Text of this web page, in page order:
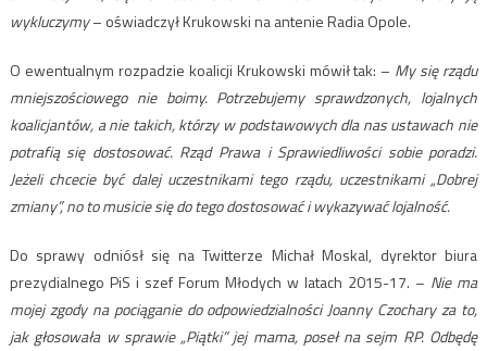
wykluczymy– oświadczył Krukowski na antenie Radia Opole.
O ewentualnym rozpadzie koalicji Krukowski mówił tak: – My się rządu
mniejszościowego nie boimy. Potrzebujemy sprawdzonych, lojalnych
koalicjantów, a nie takich, którzy w podstawowych dla nas ustawach nie
potrafią się dostosować. Rząd Prawa i Sprawiedliwości sobie poradzi.
Jeżeli chcecie być dalej uczestnikami tego rządu, uczestnikami „Dobrej
zmiany”, no to musicie się do tego dostosować i wykazywać lojalność.
Do sprawy odniósł się na Twitterze Michał Moskal, dyrektor biura
prezydialnego PiS i szef Forum Młodych w latach 2015-17. – Nie ma
mojej zgody na pociąganie do odpowiedzialności Joanny Czochary za to,
jak głosowała w sprawie „Piątki” jej mama, poseł na sejm RP. Odbędę